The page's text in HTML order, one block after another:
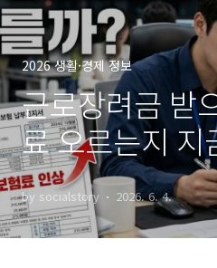
2026 생활·경제 정보
근로장려금 받
료 오르는지 지
하세요
by socialstory 2026. 6. 4.